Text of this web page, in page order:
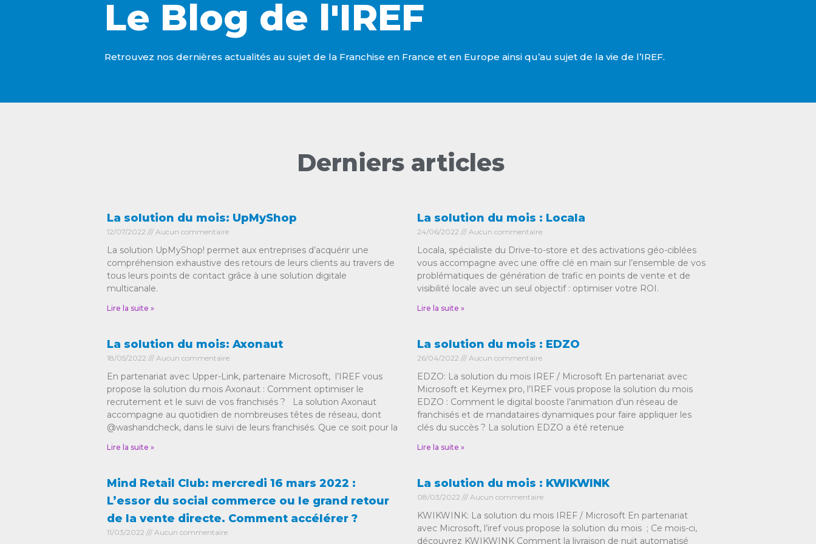
Le Blog de l'IREF
Retrouvez nos dernières actualités au sujet de la Franchise en France et en Europe ainsi qu’au sujet de la vie de l’IREF.
Derniers articles
La solution du mois: UpMyShop
12/07/2022 Aucun commentaire
La solution UpMyShop! permet aux entreprises d’acquérir une
compréhension exhaustive des retours de leurs clients au travers de
tous leurs points de contact grâce à une solution digitale
multicanale.
Lire la suite »
La solution du mois : Locala
24/06/2022 Aucun commentaire
Locala, spécialiste du Drive-to-store et des activations géo-ciblées
vous accompagne avec une offre clé en main sur l’ensemble de vos
problématiques de génération de trafic en points de vente et de
visibilité locale avec un seul objectif : optimiser votre ROI.
Lire la suite »
La solution du mois: Axonaut
18/05/2022 Aucun commentaire
En partenariat avec Upper-Link, partenaire Microsoft, l’IREF vous
propose la solution du mois Axonaut : Comment optimiser le
recrutement et le suivi de vos franchisés ? La solution Axonaut
accompagne au quotidien de nombreuses têtes de réseau, dont
@washandcheck, dans le suivi de leurs franchisés. Que ce soit pour la
Lire la suite »
La solution du mois : EDZO
26/04/2022 Aucun commentaire
EDZO: La solution du mois IREF / Microsoft En partenariat avec
Microsoft et Keymex pro, l’IREF vous propose la solution du mois
EDZO : Comment le digital booste l’animation d’un réseau de
franchisés et de mandataires dynamiques pour faire appliquer les
clés du succès ? La solution EDZO a été retenue
Lire la suite »
Mind Retail Club: mercredi 16 mars 2022 :
L’essor du social commerce ou le grand retour
de la vente directe. Comment accélérer ?
11/03/2022 Aucun commentaire
La solution du mois : KWIKWINK
08/03/2022 Aucun commentaire
KWIKWINK: La solution du mois IREF / Microsoft En partenariat
avec Microsoft, l’iref vous propose la solution du mois ; Ce mois-ci,
découvrez KWIKWINK Comment la livraison de nuit automatisé
Cookies management panel